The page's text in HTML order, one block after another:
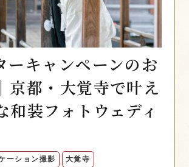
ーキャンペーンのお
京都・大覚寺で叶え
和装フォトウェディ
ーション撮影 大覚寺